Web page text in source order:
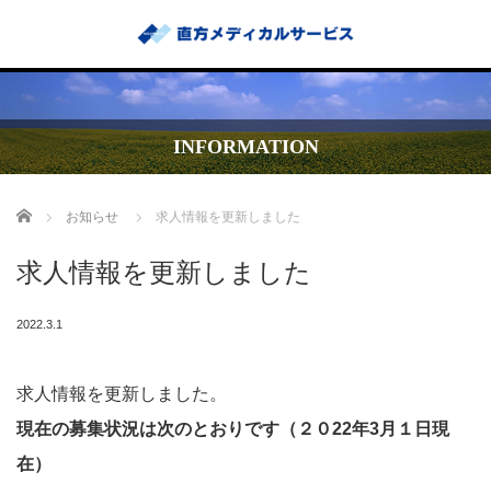
INFORMATION
Home お知らせ 求人情報を更新しました
求人情報を更新しました
2022.3.1
求人情報を更新しました。
現在の募集状況は次のとおりです（２０22年3月１日現
在）